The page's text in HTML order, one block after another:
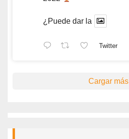
¿Puede dar la
Twitter
Cargar más